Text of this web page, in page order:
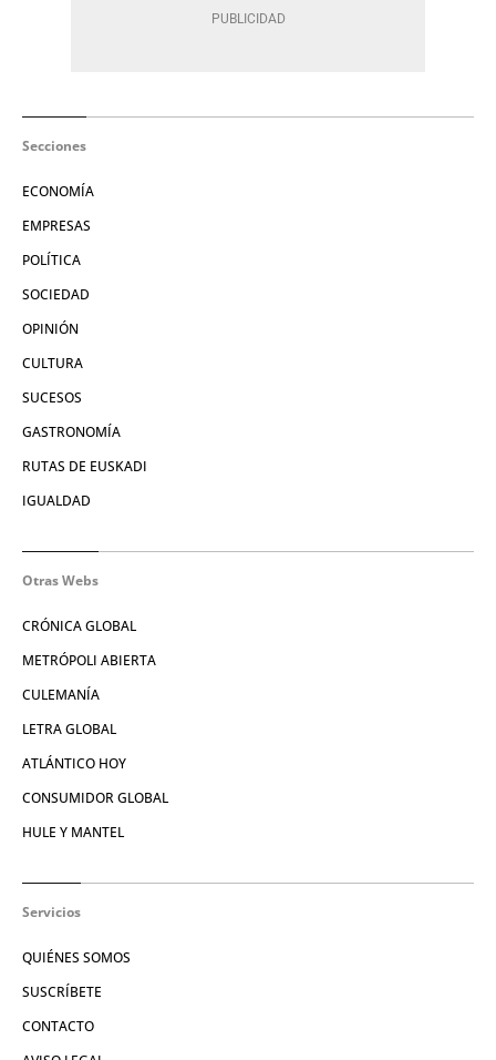
Secciones
ECONOMÍA
EMPRESAS
POLÍTICA
SOCIEDAD
OPINIÓN
CULTURA
SUCESOS
GASTRONOMÍA
RUTAS DE EUSKADI
IGUALDAD
Otras Webs
CRÓNICA GLOBAL
METRÓPOLI ABIERTA
CULEMANÍA
LETRA GLOBAL
ATLÁNTICO HOY
CONSUMIDOR GLOBAL
HULE Y MANTEL
Servicios
QUIÉNES SOMOS
SUSCRÍBETE
CONTACTO